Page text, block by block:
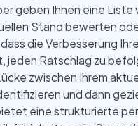
geben Ihnen eine Liste
Stand bewerten
die Verbesserung
Ratschlag zu
zwischen Ihrem
und dann
eine strukturierte